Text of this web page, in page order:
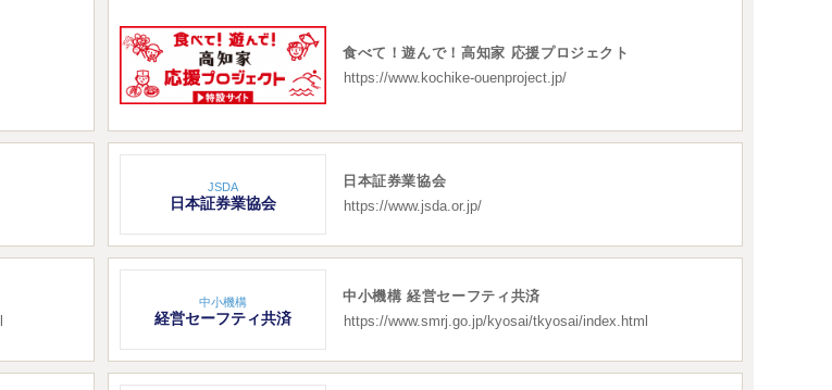
食べて！遊んで！高知家 応援プロジェクト
https://www.kochike-ouenproject.jp/
JSDA
日本証券業協会
日本証券業協会
https://www.jsda.or.jp/
中小機構
経営セーフティ共済
中小機構 経営セーフティ共済
https://www.smrj.go.jp/kyosai/tkyosai/index.html